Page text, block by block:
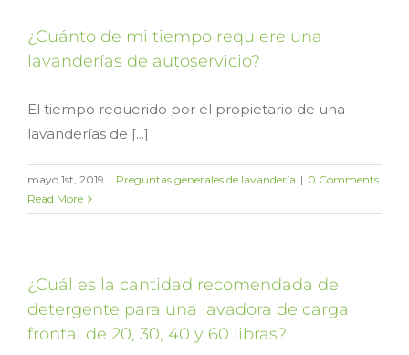
¿Cuánto de mi tiempo requiere una
lavanderías de autoservicio?
El tiempo requerido por el propietario de una
lavanderías de [...]
mayo 1st, 2019 | Preguntas generales de lavandería | 0 Comments
Read More
¿Cuál es la cantidad recomendada de
detergente para una lavadora de carga
frontal de 20, 30, 40 y 60 libras?